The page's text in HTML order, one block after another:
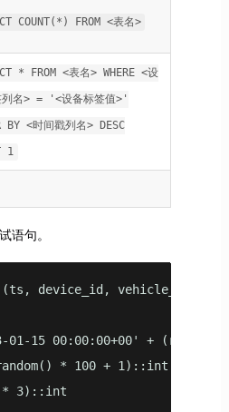
COUNT(*) FROM <表名>
* FROM <表名> WHERE <设
列名> = '<设备标签值>'
BY <时间戳列名> DESC
1
语句。
(ts, device_id,
01-15 00:00:00+00' +
* 100 + 1)::int AS
3)::int